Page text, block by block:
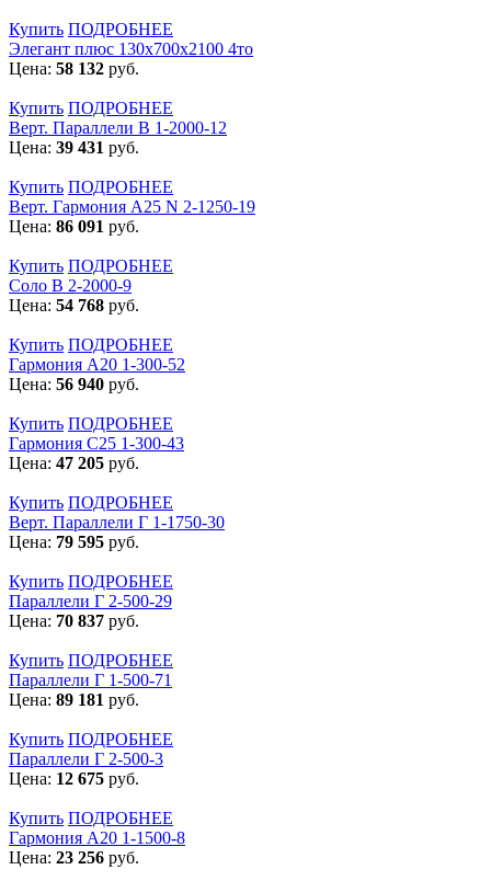
Купить ПОДРОБНЕЕ
Элегант плюс 130x700x2100 4то
Цена: 58 132 руб.
Купить ПОДРОБНЕЕ
Верт. Параллели В 1-2000-12
Цена: 39 431 руб.
Купить ПОДРОБНЕЕ
Верт. Гармония А25 N 2-1250-19
Цена: 86 091 руб.
Купить ПОДРОБНЕЕ
Соло В 2-2000-9
Цена: 54 768 руб.
Купить ПОДРОБНЕЕ
Гармония А20 1-300-52
Цена: 56 940 руб.
Купить ПОДРОБНЕЕ
Гармония С25 1-300-43
Цена: 47 205 руб.
Купить ПОДРОБНЕЕ
Верт. Параллели Г 1-1750-30
Цена: 79 595 руб.
Купить ПОДРОБНЕЕ
Параллели Г 2-500-29
Цена: 70 837 руб.
Купить ПОДРОБНЕЕ
Параллели Г 1-500-71
Цена: 89 181 руб.
Купить ПОДРОБНЕЕ
Параллели Г 2-500-3
Цена: 12 675 руб.
Купить ПОДРОБНЕЕ
Гармония А20 1-1500-8
Цена: 23 256 руб.